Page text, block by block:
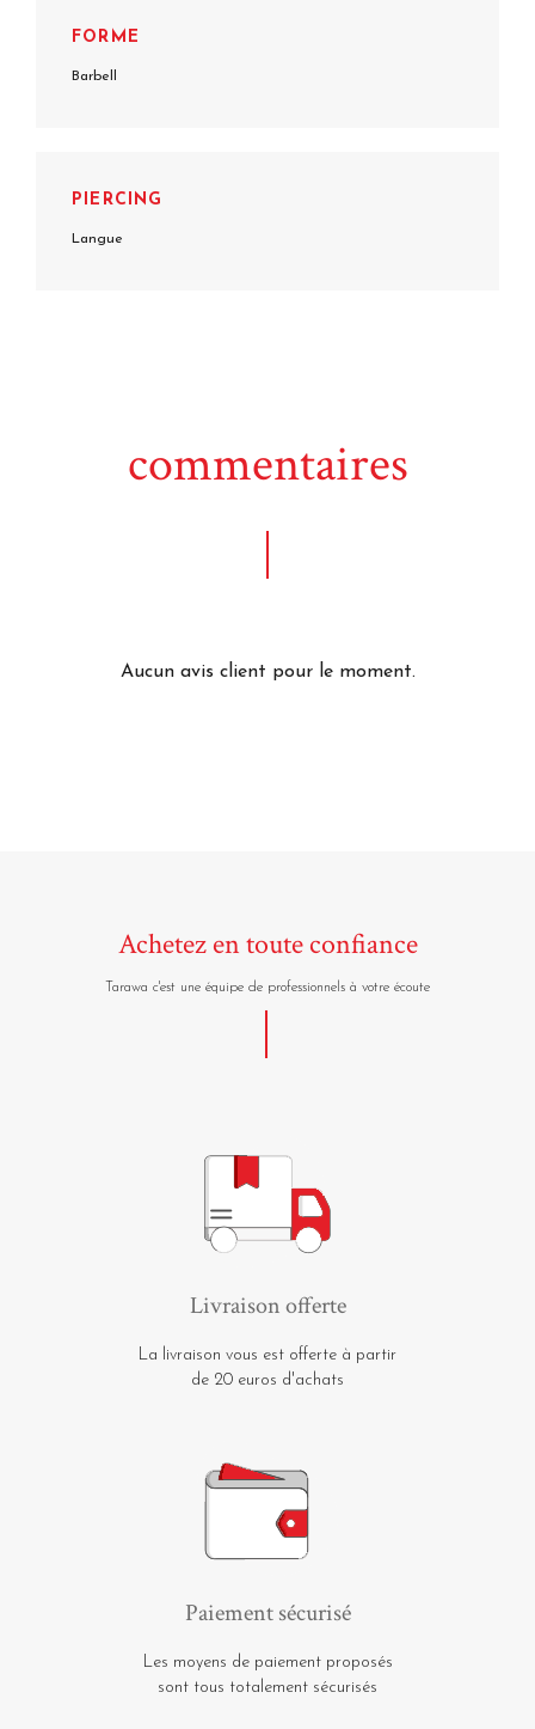
FORME
Barbell
PIERCING
Langue
commentaires
Aucun avis client pour le moment.
Achetez en toute confiance
Tarawa c'est une équipe de professionnels à votre écoute
Livraison offerte
La livraison vous est offerte à partir
de 20 euros d'achats
Paiement sécurisé
Les moyens de paiement proposés
sont tous totalement sécurisés